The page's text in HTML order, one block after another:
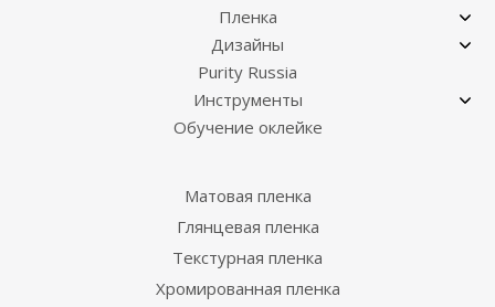
Пленка
Дизайны
Purity Russia
Инструменты
Обучение оклейке
Матовая пленка
Глянцевая пленка
Текстурная пленка
Хромированная пленка